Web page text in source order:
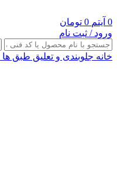
0 آیتم 0 تومان
ورود / ثبت نام
خانه جلوبندی و تعلیق طبق ها